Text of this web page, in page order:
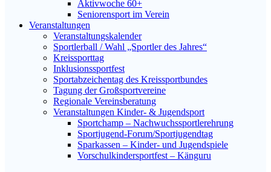
Aktivwoche 60+
Seniorensport im Verein
Veranstaltungen
Veranstaltungskalender
Sportlerball / Wahl „Sportler des Jahres“
Kreissporttag
Inklusionssportfest
Sportabzeichentag des Kreissportbundes
Tagung der Großsportvereine
Regionale Vereinsberatung
Veranstaltungen Kinder- & Jugendsport
Sportchamp – Nach­wuchs­sportler­ehrung
Sportjugend-Forum/Sport­jugend­tag
Sparkassen – Kinder- und Jugendspiele
Vorschulkindersportfest – Känguru